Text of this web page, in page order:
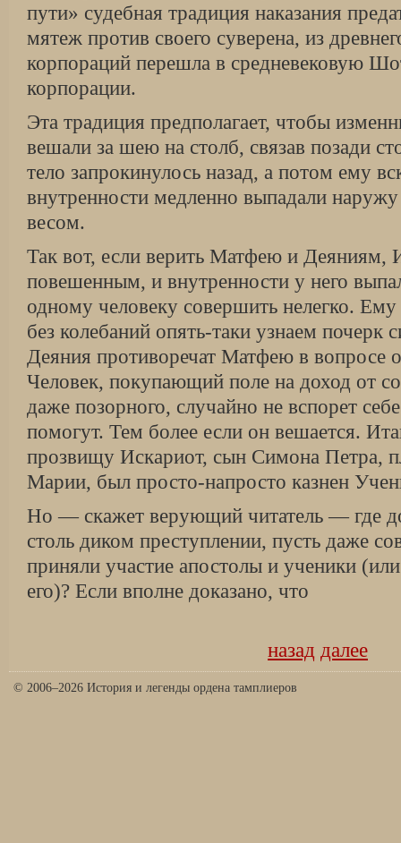
пути» судебная традиция наказания
мятеж против своего суверена, из
корпораций перешла в средневековую
корпорации.
Эта традиция предполагает, чтобы
вешали за шею на столб, связав позади
тело запрокинулось назад, а потом ему
внутренности медленно выпадали
весом.
Так вот, если верить Матфею и Деяниям,
повешенным, и внутренности у него
одному человеку совершить нелегко.
без колебаний опять-таки узнаем почерк
Деяния противоречат Матфею в вопросе
Человек, покупающий поле на доход от
даже позорного, случайно не вспорет
помогут. Тем более если он вешает­ся.
прозвищу Искариот, сын Симо­на Петра,
Марии, был просто-напросто казнен
Но — скажет верующий читатель — где
столь диком преступлении, пусть даже
приняли участие апостолы и ученики
его)? Если вполне доказано, что
назад далее
© 2006–2026 История и легенды ордена тамплиеров